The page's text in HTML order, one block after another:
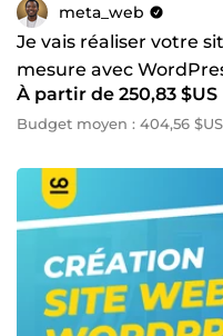
meta_web
Je vais réaliser votre
mesure avec
À partir de 250,83 $US
Budget moyen : 404,56 $US